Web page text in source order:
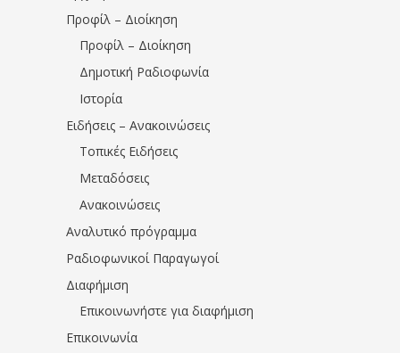
Προφίλ – Διοίκηση
Προφίλ – Διοίκηση
Δημοτική Ραδιοφωνία
Ιστορία
Ειδήσεις – Ανακοινώσεις
Τοπικές Ειδήσεις
Μεταδόσεις
Ανακοινώσεις
Αναλυτικό πρόγραμμα
Ραδιοφωνικοί Παραγωγοί
Διαφήμιση
Επικοινωνήστε για διαφήμιση
Επικοινωνία